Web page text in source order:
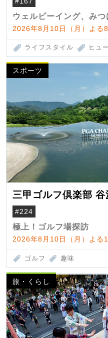
ウェルビーイング、みつ
2026年8月10日（月）よる
ライフスタイル ヒュ
スポーツ
三甲ゴルフ倶楽部
#224
極上！ゴルフ場探訪
2026年8月10日（月）よる
ゴルフ 趣味
旅・くらし